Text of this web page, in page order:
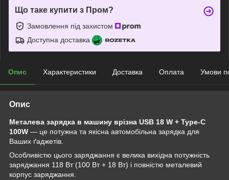
Що таке купити з Пром?
Замовлення під захистом
Доступна доставка
Опис Характеристики Доставка Оплата Умови
Опис
Металева зарядка в машину врізна USB 18 W + Type-C
100W — це потужна та якісна автомобільна зарядка для
Ваших ґаджетів.
Особливістю цього заряджання є велика вихідна потужність
заряджання 118 Вт (100 Вт + 18 Вт) і повністю металевий
корпус заряджання.